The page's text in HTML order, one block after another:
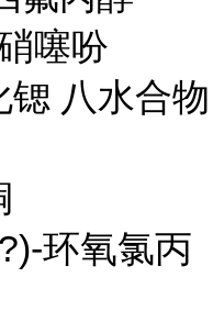
噻吩
锶 八水合物
环氧氯丙